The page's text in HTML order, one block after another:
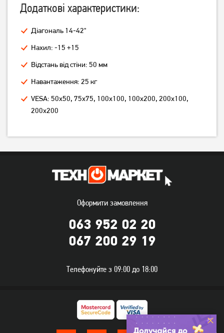
539 грн 3 199 грн
Кронштейн ITech PTRB44 Кронштейн ITech PTRB49
Додаткові характеристики:
Діагональ 14-42"
Нахил: -15 +15
Відстань від стіни: 50 мм
Навантаження: 25 кг
VESA: 50х50, 75х75, 100х100, 100х200, 200х100,
200х200
Оформити замовлення
063 952 02 20
067 200 29 19
Телефонуйте з 09:00 до 18:00